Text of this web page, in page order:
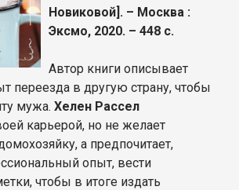
Новиковой]. – Москва :
Эксмо, 2020. – 448 с.
Автор книги описывает
переезда в другую страну, чтобы
мужа. Хелен Рассел
карьерой, но не желает
а предпочитает,
опыт, вести
чтобы в итоге издать